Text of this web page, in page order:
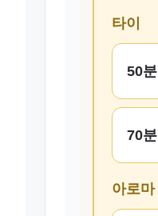
타이
50
70
아로마